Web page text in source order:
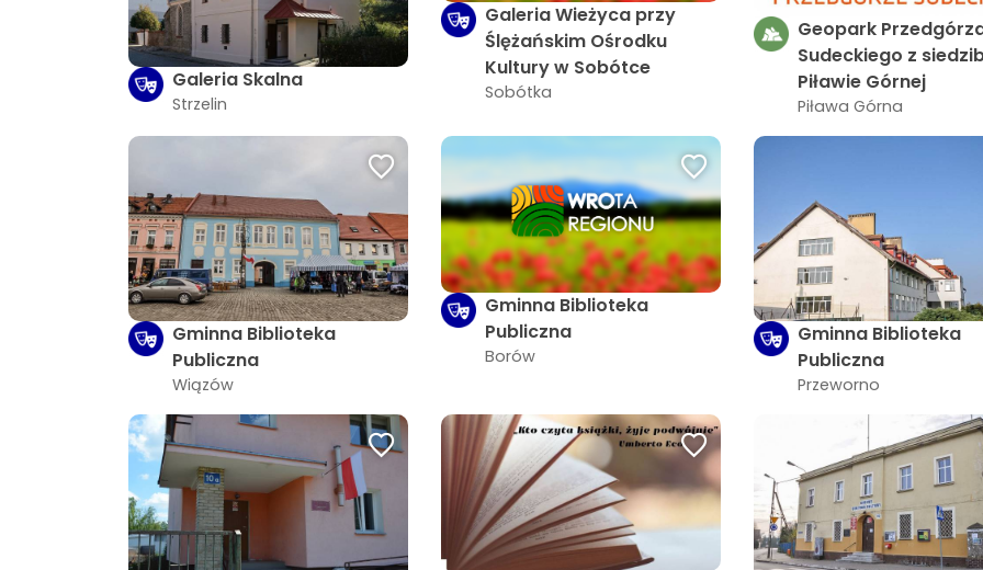
Galeria Skalna
Strzelin
Galeria Wieżyca przy
Ślężańskim Ośrodku
Kultury w Sobótce
Sobótka
Geopark
Sudeckiego z
Piławie Górnej
Piława Górna
Gminna Biblioteka
Publiczna
Wiązów
Gminna Biblioteka
Publiczna
Borów
Gminna Biblioteka
Publiczna
Przeworno